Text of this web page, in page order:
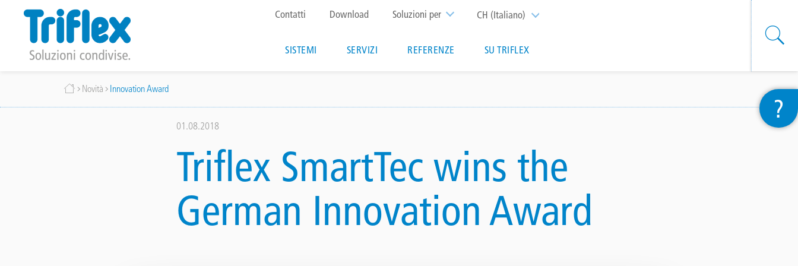
contenuto
CH (Italiano) List additional actions
Soluzioni per
Top
menu
Contatti Download
Main
SISTEMI SERVIZI REFERENZE SU TRIFLEX
Briciole
Novità Innovation Award
01.08.2018
Triflex SmartTec wins the
German Innovation Award
?